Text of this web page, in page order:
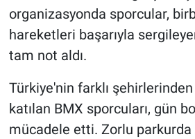
organizasyonda sporcular,
hareketleri başarıyla
tam not aldı.
Türkiye'nin farklı
katılan BMX sporcuları, gün
mücadele etti. Zorlu